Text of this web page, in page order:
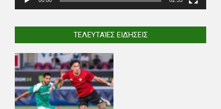
ΤΕΛΕΥΤΑΊΕΣ ΕΙΔΉΣΕΙΣ